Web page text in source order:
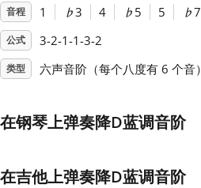
English
音程 1 ♭3 4 ♭ 5 5 ♭7
公式 3-2-1-1-3-2
类型 六声音阶（每个八度有 6 个音）
在钢琴上弹奏降D蓝调音阶
在吉他上弹奏降D蓝调音阶